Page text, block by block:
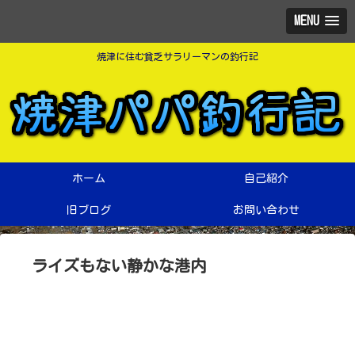
MENU
焼津に住む貧乏サラリーマンの釣行記
ホーム 自己紹介
旧ブログ お問い合わせ
ライズもない静かな港内